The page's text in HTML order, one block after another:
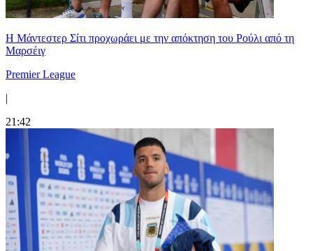
Η Μάντεστερ Σίτι προχωράει με την απόκτηση του Ρούλι από τη
Μαρσέιγ
Premier League
|
21:42